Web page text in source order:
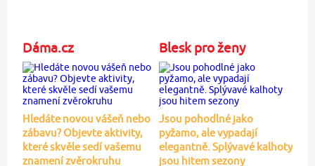
Dáma.cz
Hledáte novou vášeň nebo
zábavu? Objevte aktivity,
které skvěle sedí vašemu
znamení zvěrokruhu
Blesk pro ženy
Jsou pohodlné jako
pyžamo, ale vypadají
elegantně. Splývavé kalhoty
jsou hitem sezony